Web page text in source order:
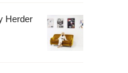
Herder